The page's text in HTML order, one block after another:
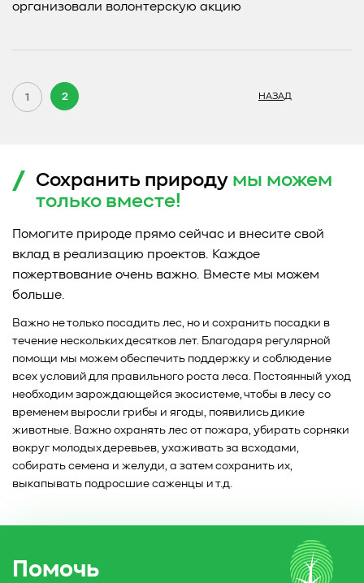
организовали волонтерскую акцию
1 2 НАЗАД
Сохранить природу мы можем
только вместе!
Помогите природе прямо сейчас и внесите свой
вклад в реализацию проектов. Каждое
пожертвование очень важно. Вместе мы можем
больше.
Важно не только посадить лес, но и сохранить посадки в
течение нескольких десятков лет. Благодаря регулярной
помощи мы можем обеспечить поддержку и соблюдение
всех условий для правильного роста леса. Постоянный уход
необходим зарождающейся экосистеме, чтобы в лесу со
временем выросли грибы и ягоды, появились дикие
животные. Важно охранять лес от пожара, убирать сорняки
вокруг молодых деревьев, ухаживать за всходами,
собирать семена и желуди, а затем сохранить их,
выкапывать подросшие саженцы и т.д.
Помочь